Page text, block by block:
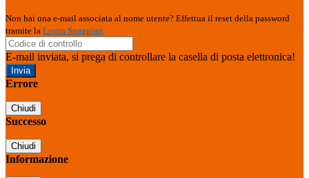
Non hai una e-mail associata al nome utente? Effettua il reset della password
tramite la Login Spaggiari
E-mail inviata, si prega di controllare la casella di posta elettronica!
Errore
Chiudi
Successo
Chiudi
Informazione